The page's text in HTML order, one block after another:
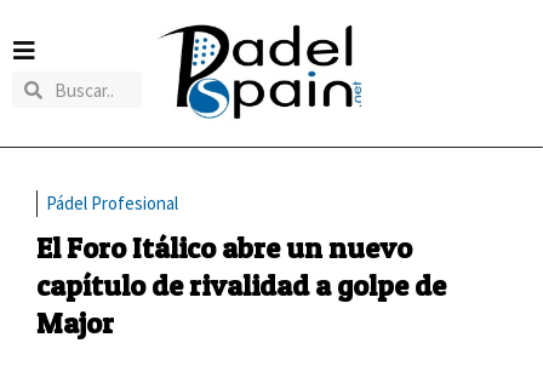
Pádel Profesional
El Foro Itálico abre un nuevo
capítulo de rivalidad a golpe de
Major